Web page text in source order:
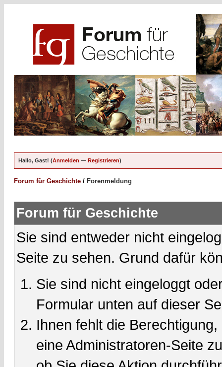
Hallo, Gast! (Anmelden — Registrieren)
Forum für Geschichte / Forenmeldung
Forum für Geschichte
Sie sind entweder nicht
Seite zu sehen. Grund dafür
Sie sind nicht eingeloggt
Formular unten auf dieser
Ihnen fehlt die
eine Administratoren-Seite